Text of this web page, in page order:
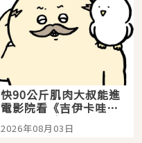
快90公斤肌肉大叔能進
電影院看《吉伊卡哇》
嗎？日本重金屬樂團
「打首」會長與nagano
2026年08月03日